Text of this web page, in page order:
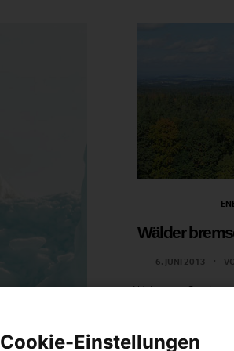
Wälder
6. JUNI 2013
Weltweite Studie
Cookie-Einstellungen